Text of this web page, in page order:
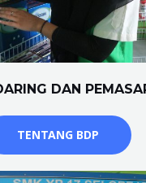
DAN
TENTANG BDP